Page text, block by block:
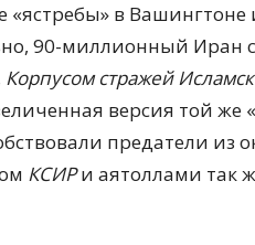
«ястребы» в
90-миллионный Иран
Корпусом стражей
версия той же
предатели из
КСИРи аятоллами так